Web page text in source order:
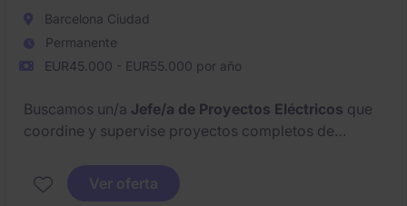
Barcelona Ciudad
Permanente
EUR45.000 - EUR55.000 por año
Buscamos un/a Jefe/a de Proyectos Eléctricos que
coordine y supervise proyectos completos de
presupuesto. Serás la referencia técnica y de gestión
para asegurar la excelencia en cada fase del
Ver oferta